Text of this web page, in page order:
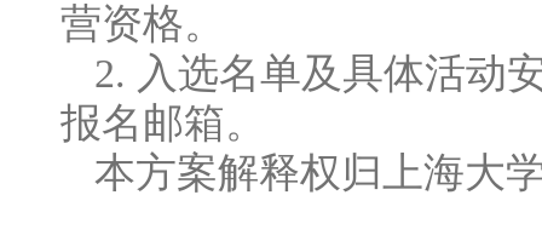
营资格。
2. 入选名单及具体活动
报名邮箱。
本方案解释权归上海大